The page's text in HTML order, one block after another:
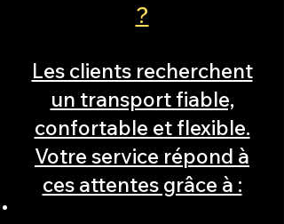
?
Les clients recherchent
un transport fiable,
confortable et flexible.
Votre service répond à
ces attentes grâce à :